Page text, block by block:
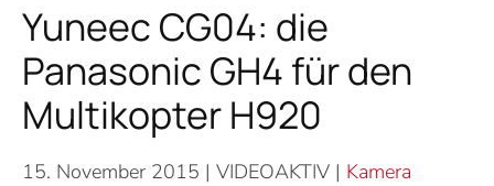
Yuneec CG04: die
Panasonic GH4 für den
Multikopter H920
15. November 2015 | VIDEOAKTIV | Kamera